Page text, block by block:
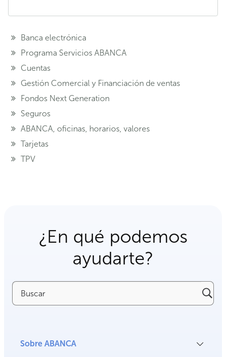
Banca electrónica
Programa Servicios ABANCA
Cuentas
Gestión Comercial y Financiación de ventas
Fondos Next Generation
Seguros
ABANCA, oficinas, horarios, valores
Tarjetas
TPV
¿En qué podemos
ayudarte?
Buscar
Sobre ABANCA